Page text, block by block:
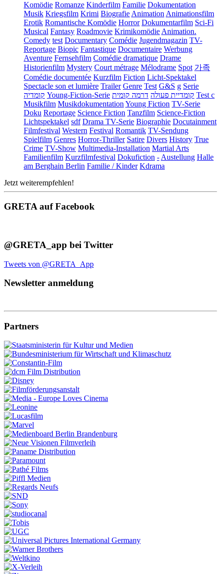
Komödie Romanze Kinderfilm Familie Dokumentation
Musik Kriegsfilm Krimi Biografie Animation Animationsfilm
Erotik Romantische Komödie Horror Dokumentarfilm Sci-Fi
Musical Fantasy Roadmovie Krimikomödie Animation.
Comedy test Documentary Comédie Jugendmagazin TV-
Reportage Biopic Fantastique Documentaire Werbung
Aventure Fernsehfilm Comédie dramatique Drame
Historienfilm Mystery Court métrage Mélodrame Spot 가족
Comédie documentée Kurzfilm Fiction Licht-Spektakel
Spectacle son et lumière Trailer Genre Test G&S g Serie
קומדיה Young-Fiction-Serie קומדיית פעולה דרמה קומית
Test c
Musikfilm Musikdokumentation Young Fiction TV-Serie
Doku Reportage Science Fiction Tanzfilm Science-Fiction
Lichtspektakel sdf Drama TV-Serie Biographie Docutainment
Filmfestival Western Festival Romantik TV-Sendung
Spielfilm Genres Horror-Thriller Satire Divers History True
Crime TV-Show Multimedia-Installation Martial Arts
Familienfilm Kurzfilmfestival Dokufiction - Austellung Halle
am Berghain Berlin Familie / Kinder Kdrama
Jetzt weiterempfehlen!
GRETA auf Facebook
@GRETA_app bei Twitter
Tweets von @GRETA_App
Newsletter anmeldung
Partners